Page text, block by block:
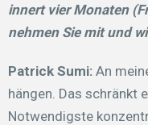
innert vier Monaten
nehmen Sie mit und
Patrick Sumi: An
hängen. Das schränkt
Notwendigste